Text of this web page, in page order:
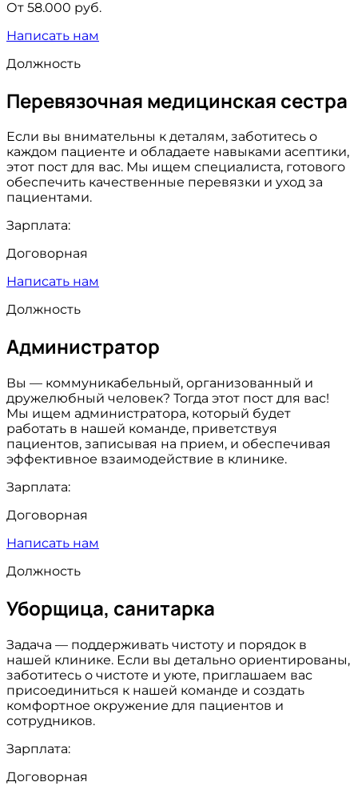
От 58.000 руб.
Написать нам
Должность
Перевязочная медицинская сестра
Если вы внимательны к деталям, заботитесь о
каждом пациенте и обладаете навыками асептики,
этот пост для вас. Мы ищем специалиста, готового
обеспечить качественные перевязки и уход за
пациентами.
Зарплата:
Договорная
Написать нам
Должность
Администратор
Вы — коммуникабельный, организованный и
дружелюбный человек? Тогда этот пост для вас!
Мы ищем администратора, который будет
работать в нашей команде, приветствуя
пациентов, записывая на прием, и обеспечивая
эффективное взаимодействие в клинике.
Зарплата:
Договорная
Написать нам
Должность
Уборщица, санитарка
Задача — поддерживать чистоту и порядок в
нашей клинике. Если вы детально ориентированы,
заботитесь о чистоте и уюте, приглашаем вас
присоединиться к нашей команде и создать
комфортное окружение для пациентов и
сотрудников.
Зарплата:
Договорная